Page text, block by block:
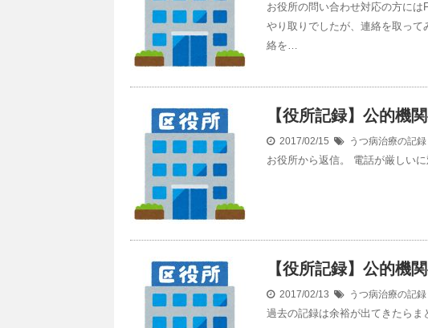
お役所の問い合わせ対応の方に
やり取りでしたが、連絡を取っ
絡を…
【役所記録】公的機
2017/02/15 うつ病治療の記録
お役所から返信。 電話が厳しい
【役所記録】公的機
2017/02/13 うつ病治療の記録
過去の記録は余裕が出てきたら